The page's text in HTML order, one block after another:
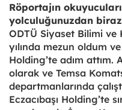
Röportajın
yolculuğunuzdan
ODTÜ Siyaset Bilimi ve
yılında mezun oldum
Holding’te adım attım.
olarak ve Temsa
departmanlarında
Eczacıbaşı Holding’te